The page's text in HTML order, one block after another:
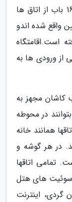
این اقامتگاه دارای 17 باب اتاق است که 16 باب از اتاق ها
واقع شده اندو
است.اقامتگاه
از ورودی ها به
مجهز به
در محوطه
همانند خانه
در هر گوشه و
تمامی اتاقها
سوئیت های هتل
گردی، اینترنت